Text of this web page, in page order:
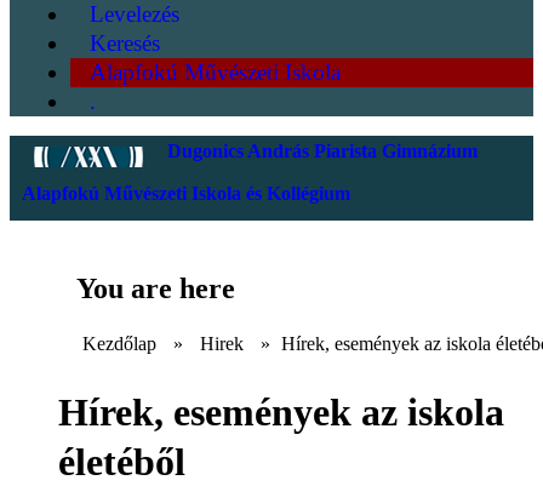
Levelezés
Keresés
Alapfokú Művészeti Iskola
.
Dugonics András Piarista Gimnázium
Alapfokú Művészeti Iskola és Kollégium
You are here
Kezdőlap » Hirek » Hírek, események az iskola
Hírek, események az iskola
életéből